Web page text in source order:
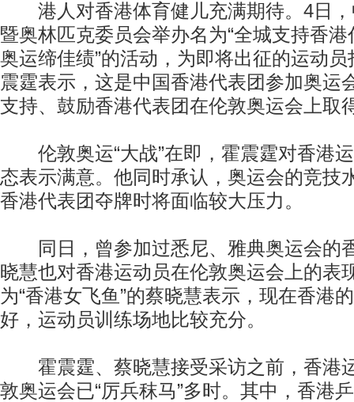
港人对香港体育健儿充满期待。4日，
暨奥林匹克委员会举办名为“全城支持香
奥运缔佳绩”的活动，为即将出征的运动
震霆表示，这是中国香港代表团参加奥运
支持、鼓励香港代表团在伦敦奥运会上取
伦敦奥运“大战”在即，霍震霆对香港
态表示满意。他同时承认，奥运会的竞技
香港代表团夺牌时将面临较大压力。
同日，曾参加过悉尼、雅典奥运会的
晓慧也对香港运动员在伦敦奥运会上的表
为“香港女飞鱼”的蔡晓慧表示，现在香港
好，运动员训练场地比较充分。
霍震霆、蔡晓慧接受采访之前，香港
敦奥运会已“厉兵秣马”多时。其中，香港